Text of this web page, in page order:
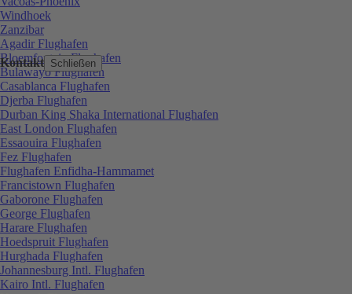
Kontakt Schließen
Windhoek
Zanzibar
Agadir Flughafen
Bloemfontein Flughafen
Bulawayo Flughafen
Casablanca Flughafen
Djerba Flughafen
Durban King Shaka International Flughafen
East London Flughafen
Essaouira Flughafen
Fez Flughafen
Flughafen Enfidha-Hammamet
Francistown Flughafen
Gaborone Flughafen
George Flughafen
Harare Flughafen
Hoedspruit Flughafen
Hurghada Flughafen
Johannesburg Intl. Flughafen
Kairo Intl. Flughafen